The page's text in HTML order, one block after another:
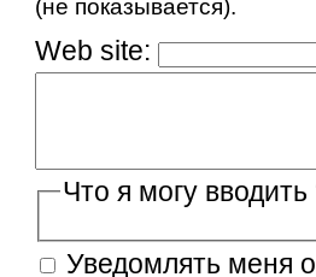
(не показывается).
Web site:
Что я могу вводить
Уведомлять меня